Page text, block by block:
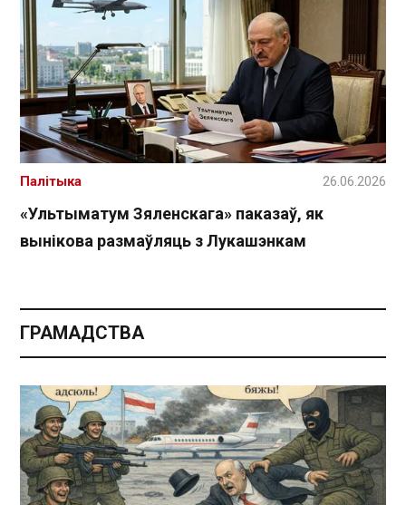
«Ультыматум Зяленскага» паказаў, як
вынікова размаўляць з Лукашэнкам
Палітыка 26.06.2026
ГРАМАДСТВА